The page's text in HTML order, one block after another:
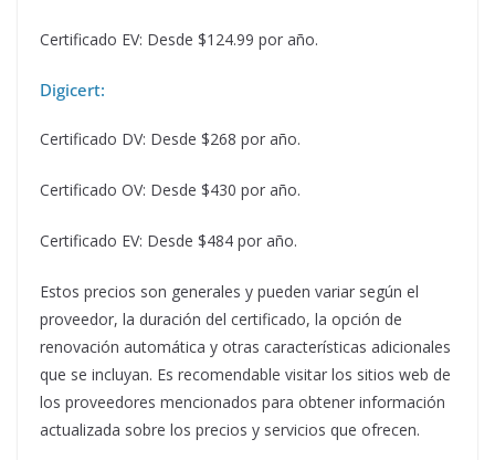
Certificado EV: Desde $124.99 por año.
Digicert:
Certificado DV: Desde $268 por año.
Certificado OV: Desde $430 por año.
Certificado EV: Desde $484 por año.
Estos precios son generales y pueden variar según el
proveedor, la duración del certificado, la opción de
renovación automática y otras características adicionales
que se incluyan. Es recomendable visitar los sitios web de
los proveedores mencionados para obtener información
actualizada sobre los precios y servicios que ofrecen.